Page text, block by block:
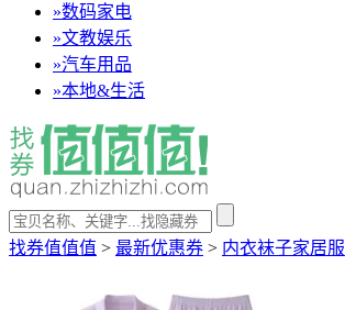
»数码家电
»文教娱乐
»汽车用品
»本地&生活
找券值值值 > 最新优惠券 > 内衣袜子家居服